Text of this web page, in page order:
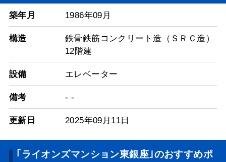
築年月 1986年09月
構造
鉄骨鉄筋コンクリート造（ＳＲＣ造）
12階建
設備 エレベーター
備考 - -
更新日 2025年09月11日
｢ライオンズマンション東銀座｣のおすすめポ